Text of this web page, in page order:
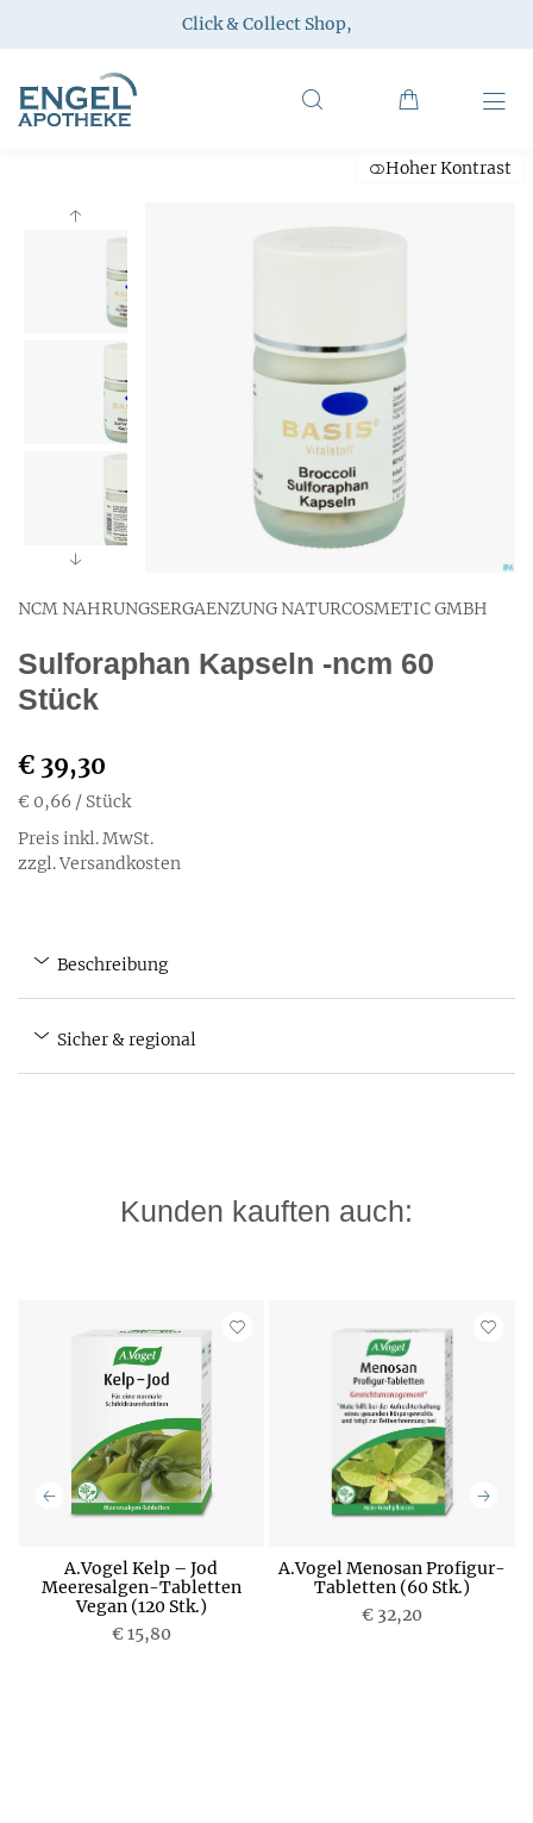
Click & Collect Shop,
Hoher Kontrast
NCM NAHRUNGSERGAENZUNG NATURCOSMETIC GMBH
Sulforaphan Kapseln -ncm 60
Stück
€ 39,30
€ 0,66 / Stück
Preis inkl. MwSt.
zzgl. Versandkosten
Beschreibung
Sicher & regional
Kunden kauften auch:
A.Vogel Kelp – Jod
Meeresalgen-Tabletten
Vegan (120 Stk.)
€ 15,80
A.Vogel Menosan Profigur-
Tabletten (60 Stk.)
€ 32,20
P